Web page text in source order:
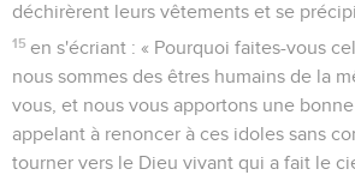
déchirèrent leurs vêtements et se
15 en s'écriant : « Pourquoi faites-vous
nous sommes des êtres humains de la
vous, et nous vous apportons une
appelant à renoncer à ces idoles sans
tourner vers le Dieu vivant qui a fait le